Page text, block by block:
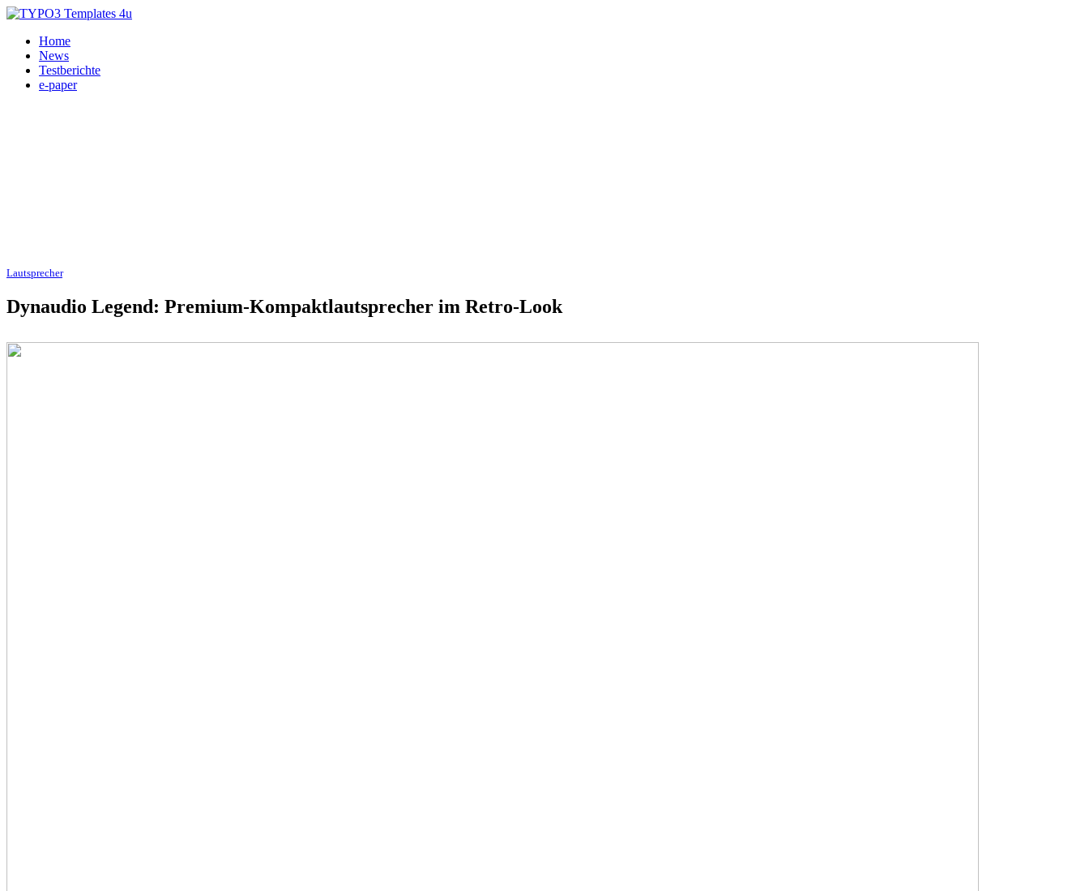
Home
News
Testberichte
e-paper
Lautsprecher, HiFi 08.04.2026
Dynaudio Legend: Premium-Kompaktlautsprecher im Retro-Look